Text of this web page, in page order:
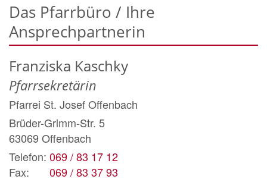
Das Pfarrbüro / Ihre
Ansprechpartnerin
Franziska Kaschky
Pfarrsekretärin
Pfarrei St. Josef Offenbach
Brüder-Grimm-Str. 5
63069 Offenbach
Telefon: 069 / 83 17 12
Fax:
069 / 83 37 93